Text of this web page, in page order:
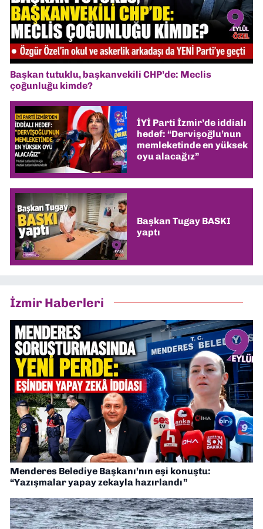
Başkan tutuklu, başkanvekili CHP’de: Meclis
çoğunluğu kimde?
İYİ Parti İzmir’de iddialı
hedef: “Dervişoğlu’nun
memleketinde en yüksek
oyu alacağız”
Başkan Tugay BASKI
yaptı
İzmir Haberleri
Menderes Belediye Başkanı’nın eşi konuştu:
“Yazışmalar yapay zekayla hazırlandı”